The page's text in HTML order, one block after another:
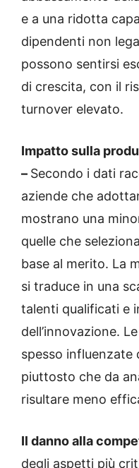
e a una ridotta
dipendenti non
possono sentirsi
di crescita, con il
turnover elevato.
Impatto sulla
– Secondo i dati
aziende che
mostrano una
quelle che
base al merito. La
si traduce in una
talenti qualificati e
dell’innovazione.
spesso influenzate
piuttosto che da
risultare meno
Il danno alla
degli aspetti più